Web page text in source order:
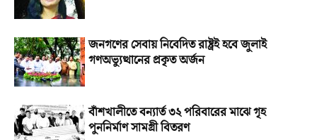
জনগণের সেবায় নিবেদিত রাষ্ট্রই হবে জুলাই
গণঅভ্যুত্থানের প্রকৃত অর্জন
বাঁশখালীতে বন্যার্ত ৩২ পরিবারের মাঝে গৃহ
পুননির্মাণ সামগ্রী বিতরণ